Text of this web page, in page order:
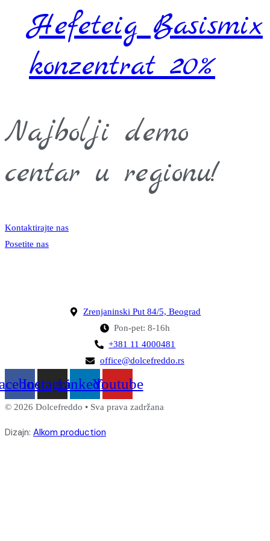
Hefeteig Basismix
konzentrat 20%
Najbolji demo
centar u regionu!
Kontaktirajte nas
Posetite nas
Zrenjaninski Put 84/5, Beograd
Pon-pet: 8-16h
+381 11 4000481
office@dolcefreddo.rs
InstagramLinkedinYoutube
© 2026 Dolcefreddo • Sva prava zadržana
Dizajn: Alkom production